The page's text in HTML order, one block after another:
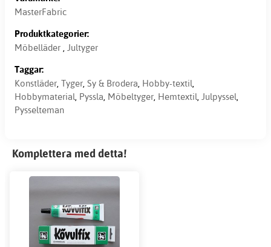
MasterFabric
Produktkategorier:
Möbelläder , Jultyger
Taggar:
Konstläder, Tyger, Sy & Brodera, Hobby-textil,
Hobbymaterial, Pyssla, Möbeltyger, Hemtextil, Julpyssel,
Pysselteman
Komplettera med detta!